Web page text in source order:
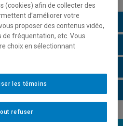
(cookies) afin de collecter des
d’améliorer votre
proposer des contenus vidéo,
de fréquentation, etc. Vous
choix en sélectionnant
refuser
les témoins